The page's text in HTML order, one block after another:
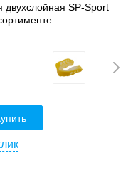
двухслойная SP-Sport